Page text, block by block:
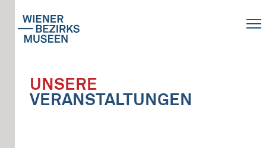
UNSERE
VERANSTALTUNGEN